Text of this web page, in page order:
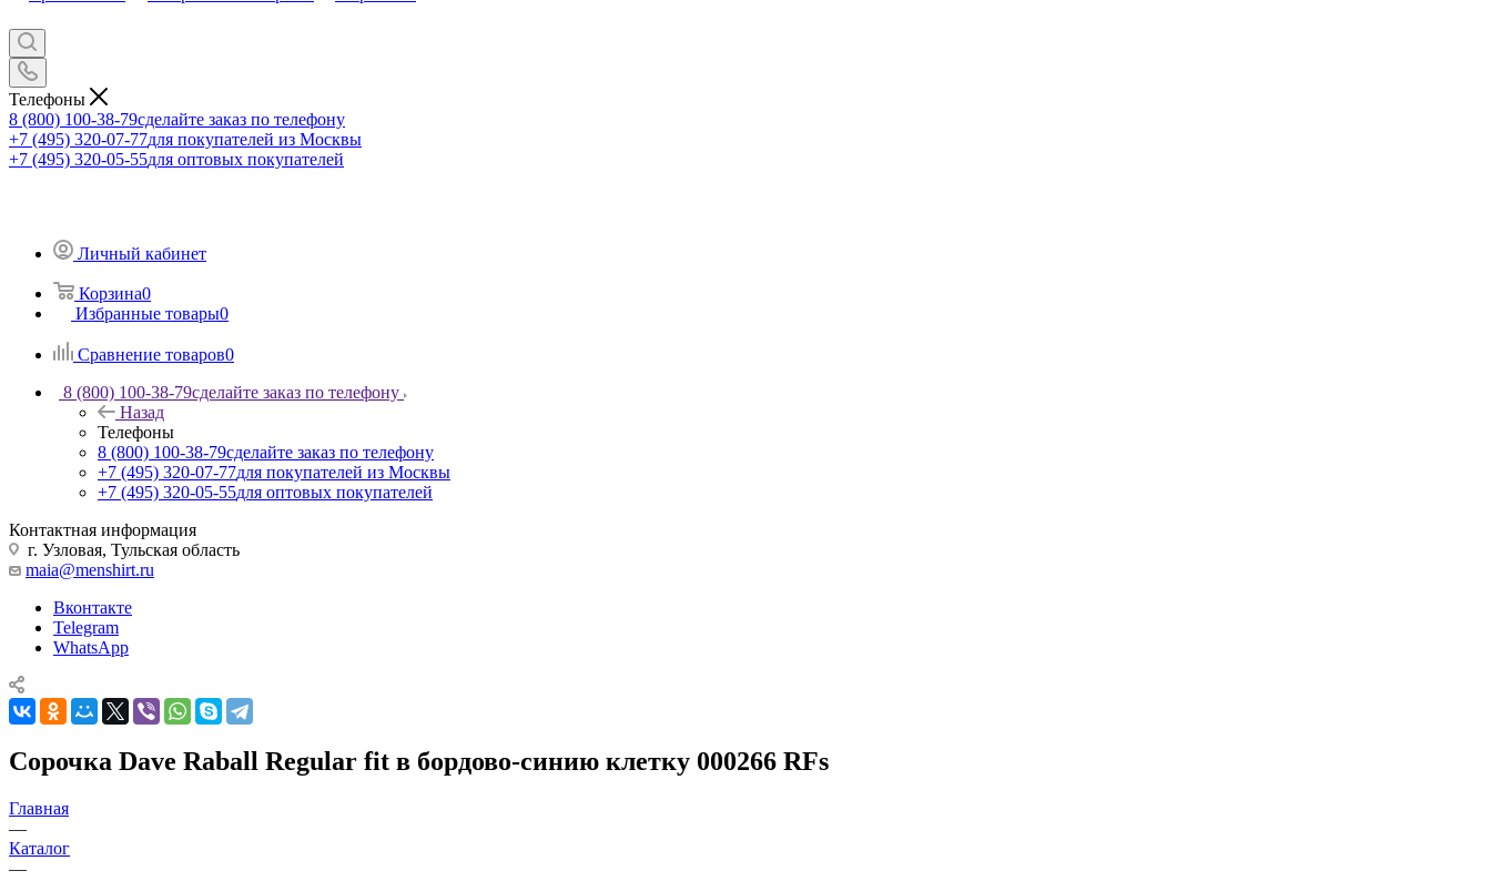
Телефоны
8 (800) 100-38-79сделайте заказ по телефону
+7 (495) 320-07-77для покупателей из Москвы
+7 (495) 320-05-55для оптовых покупателей
Личный кабинет
Корзина0
Избранные товары0
Сравнение товаров0
8 (800) 100-38-79сделайте заказ по телефону
Назад
Телефоны
8 (800) 100-38-79сделайте заказ по телефону
+7 (495) 320-07-77для покупателей из Москвы
+7 (495) 320-05-55для оптовых покупателей
Контактная информация
г. Узловая, Тульская область
maia@menshirt.ru
Вконтакте
Telegram
WhatsApp
Сорочка Dave Raball Regular fit в бордово-синию клетку 000266 RFs
Главная
—
Каталог
—